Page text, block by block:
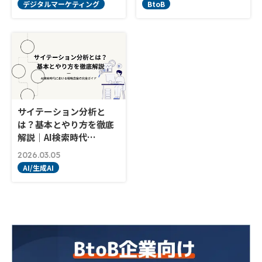
デジタルマーケティング BtoB
サイテーション分析と
は？基本とやり方を徹底
解説｜AI検索時代…
2026.03.05
AI/生成AI